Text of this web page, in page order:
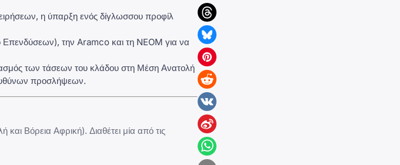
η ύπαρξη ενός δίγλωσσου προφίλ
Επενδύσεων), την Aramco και τη NEOM για να
των τάσεων του κλάδου στη Μέση Ανατολή
προσλήψεων.
Βόρεια Αφρική). Διαθέτει μία από τις